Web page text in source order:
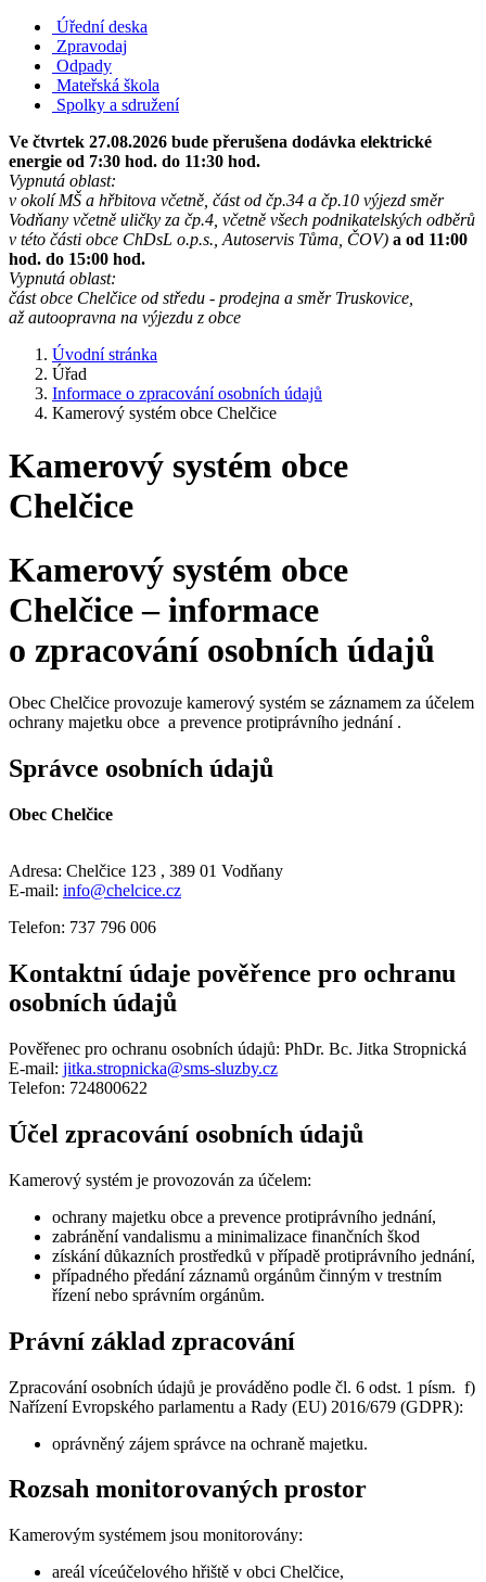
Úřední deska
Zpravodaj
Odpady
Mateřská škola
Spolky a sdružení
Ve čtvrtek 27.08.2026 bude přerušena dodávka elektrické
energie od 7:30 hod. do 11:30 hod.
Vypnutá oblast:
v okolí MŠ a hřbitova včetně, část od čp.34 a čp.10 výjezd směr
Vodňany včetně uličky za čp.4, včetně všech podnikatelských odběrů
v této části obce ChDsL o.p.s., Autoservis Tůma, ČOV) a od 11:00
hod. do 15:00 hod.
Vypnutá oblast:
část obce Chelčice od středu - prodejna a směr Truskovice,
až autoopravna na výjezdu z obce
Úvodní stránka
Úřad
Informace o zpracování osobních údajů
Kamerový systém obce Chelčice
Kamerový systém obce
Chelčice
Kamerový systém obce
Chelčice – informace
o zpracování osobních údajů
Obec Chelčice provozuje kamerový systém se záznamem za účelem
ochrany majetku obce a prevence protiprávního jednání .
Správce osobních údajů
Obec Chelčice
Adresa: Chelčice 123 , 389 01 Vodňany
E-mail: info@chelcice.cz
Telefon: 737 796 006
Kontaktní údaje pověřence pro ochranu
osobních údajů
Pověřenec pro ochranu osobních údajů: PhDr. Bc. Jitka Stropnická
E-mail: jitka.stropnicka@sms-sluzby.cz
Telefon: 724800622
Účel zpracování osobních údajů
Kamerový systém je provozován za účelem:
ochrany majetku obce a prevence protiprávního jednání,
zabránění vandalismu a minimalizace finančních škod
získání důkazních prostředků v případě protiprávního jednání,
případného předání záznamů orgánům činným v trestním
řízení nebo správním orgánům.
Právní základ zpracování
Zpracování osobních údajů je prováděno podle čl. 6 odst. 1 písm. f)
Nařízení Evropského parlamentu a Rady (EU) 2016/679 (GDPR):
oprávněný zájem správce na ochraně majetku.
Rozsah monitorovaných prostor
Kamerovým systémem jsou monitorovány:
areál víceúčelového hřiště v obci Chelčice,